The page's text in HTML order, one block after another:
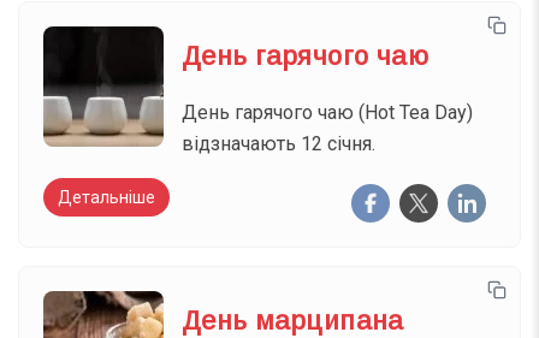
День гарячого чаю
День гарячого чаю (Hot Tea Day)
відзначають 12 січня.
Детальніше
День марципана